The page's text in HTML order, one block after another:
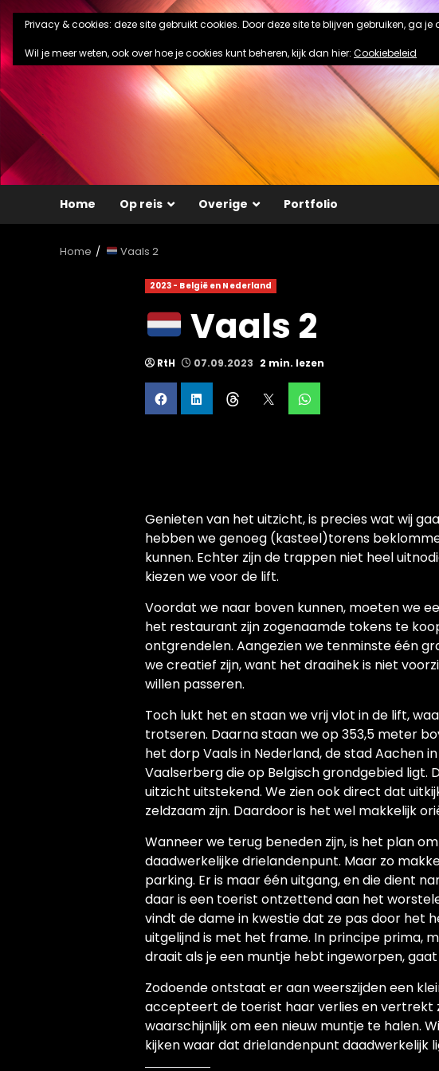
Ga
naar
de
inhoud
Home Op reis Overige Portfolio
Home Vaals 2
2023 - België en Nederland
Vaals 2
RtH 07.09.2023 2 min. lezen
Genieten van het uitzicht, is precies wat wij
hebben we genoeg (kasteel)torens
kunnen. Echter zijn de trappen niet heel
kiezen we voor de lift.
Voordat we naar boven kunnen, moeten we
het restaurant zijn zogenaamde tokens te
ontgrendelen. Aangezien we tenminste één
we creatief zijn, want het draaihek is niet
willen passeren.
Toch lukt het en staan we vrij vlot in de lift,
trotseren. Daarna staan we op 353,5 meter
het dorp Vaals in Nederland, de stad Aachen
Vaalserberg die op Belgisch grondgebied ligt.
uitzicht uitstekend. We zien ook direct dat
zeldzaam zijn. Daardoor is het wel makkelijk
Wanneer we terug beneden zijn, is het plan
daadwerkelijke drielandenpunt. Maar zo
parking. Er is maar één uitgang, en die dient
daar is een toerist ontzettend aan het
vindt de dame in kwestie dat ze pas door het
uitgelijnd is met het frame. In principe prima,
draait als je een muntje hebt ingeworpen,
Zodoende ontstaat er aan weerszijden een
accepteert de toerist haar verlies en vertrekt
waarschijnlijk om een nieuw muntje te halen.
kijken waar dat drielandenpunt daadwerkelijk
Privacy & cookies: deze site gebruikt cookies. Door deze site te blijven gebruiken, ga
Wil je meer weten, ook over hoe je cookies kunt beheren, kijk dan hier: Cookiebeleid